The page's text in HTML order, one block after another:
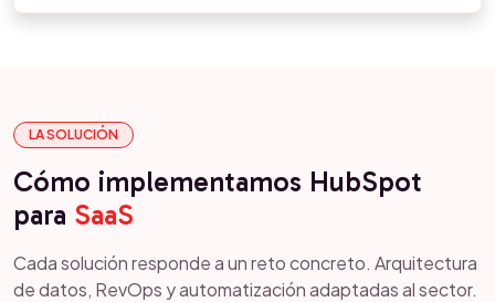
LA SOLUCIÓN
Cómo implementamos HubSpot
para SaaS
Cada solución responde a un reto concreto. Arquitectura
de datos, RevOps y automatización adaptadas al sector.